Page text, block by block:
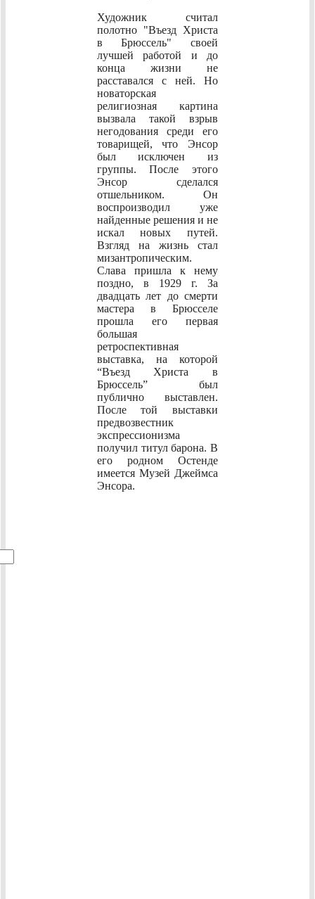
Художник считал
полотно "Въезд Христа
в Брюссель" своей
лучшей работой и до
конца жизни не
расставался с ней. Но
новаторская
религиозная картина
вызвала такой взрыв
негодования среди его
товарищей, что Энсор
был исключен из
группы. После этого
Энсор сделался
отшельником. Он
воспроизводил уже
найденные решения и не
искал новых путей.
Взгляд на жизнь стал
мизантропическим.
Слава пришла к нему
поздно, в 1929 г. За
двадцать лет до смерти
мастера в Брюсселе
прошла его первая
большая
ретроспективная
выставка, на которой
“Въезд Христа в
Брюссель” был
публично выставлен.
После той выставки
предвозвестник
экспрессионизма
получил титул барона. В
его родном Остенде
имеется Музей Джеймса
Энсора.